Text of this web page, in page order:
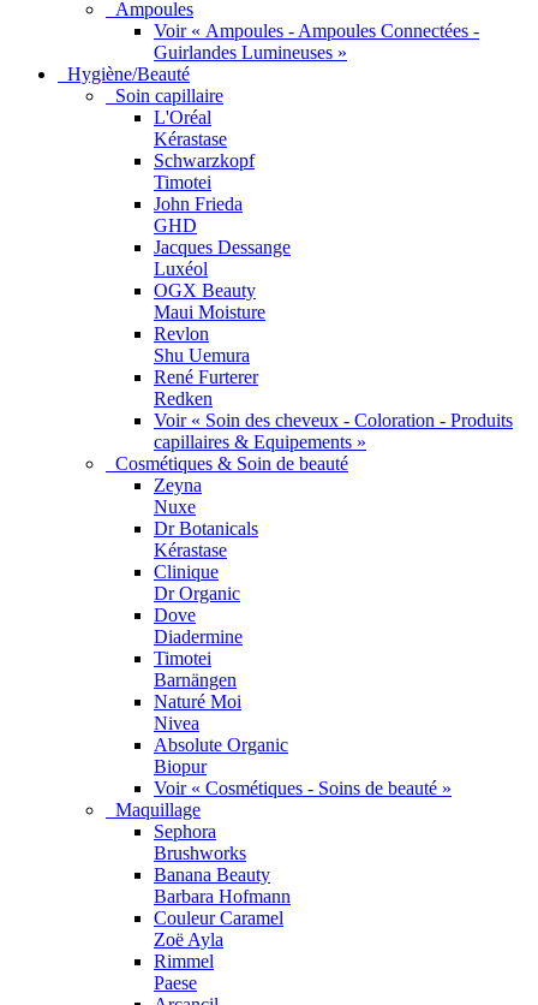
Ampoules
Voir « Ampoules - Ampoules Connectées -
Guirlandes Lumineuses »
Hygiène/Beauté
Soin capillaire
L'Oréal
Kérastase
Schwarzkopf
Timotei
John Frieda
GHD
Jacques Dessange
Luxéol
OGX Beauty
Maui Moisture
Revlon
Shu Uemura
René Furterer
Redken
Voir « Soin des cheveux - Coloration - Produits
capillaires & Equipements »
Cosmétiques & Soin de beauté
Zeyna
Nuxe
Dr Botanicals
Kérastase
Clinique
Dr Organic
Dove
Diadermine
Timotei
Barnängen
Naturé Moi
Nivea
Absolute Organic
Biopur
Voir « Cosmétiques - Soins de beauté »
Maquillage
Sephora
Brushworks
Banana Beauty
Barbara Hofmann
Couleur Caramel
Zoë Ayla
Rimmel
Paese